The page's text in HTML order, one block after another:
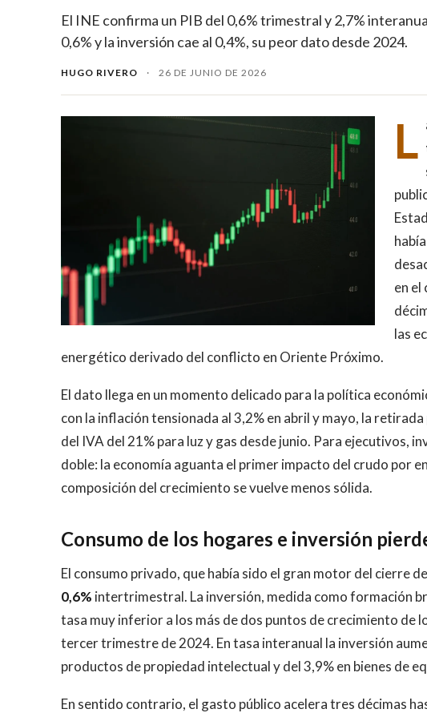
El INE confirma un PIB del 0,6% trimestral y 2,7%
0,6% y la inversión cae al 0,4%, su peor dato desde 2024.
HUGO RIVERO · 26 DE JUNIO DE 2026
L
en el
las
energético derivado del conflicto en Oriente Próximo.
El dato llega en un momento delicado para la política
con la inflación tensionada al 3,2% en abril y mayo, la
del IVA del 21% para luz y gas desde junio. Para ejecutivos,
doble: la economía aguanta el primer impacto del crudo por
composición del crecimiento se vuelve menos sólida.
Consumo de los hogares e inversión
El consumo privado, que había sido el gran motor del cierre
0,6% intertrimestral. La inversión, medida como formación
tasa muy inferior a los más de dos puntos de crecimiento
tercer trimestre de 2024. En tasa interanual la inversión
productos de propiedad intelectual y del 3,9% en bienes de
En sentido contrario, el gasto público acelera tres décimas